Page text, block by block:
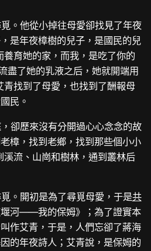
。他從小掉往母愛卻找見了年夜
是年夜樟樹的兒子，是國民的兒
養育她的家，而我，是吃了你的
盡了她的乳液之后，她就開端用
青找到了母愛，也找到了酬報母
民。
卻歷來沒有分開過心心念念的故
樟，找到老鄉，找到那些個小小
溪流、山崗和樹林，通到叢林后
。開初是為了尋覓母愛，于是共
堰河——我的保姆》；為了證實本
作艾青，于是，人們忘卻了蔣海
的年夜詩人；艾青說，是保姆的